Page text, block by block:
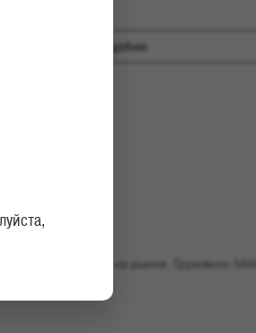
Подробнее
позиции на рынке. Грузовики MAN
наград.